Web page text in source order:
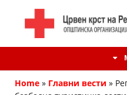
Home » Главни вести »